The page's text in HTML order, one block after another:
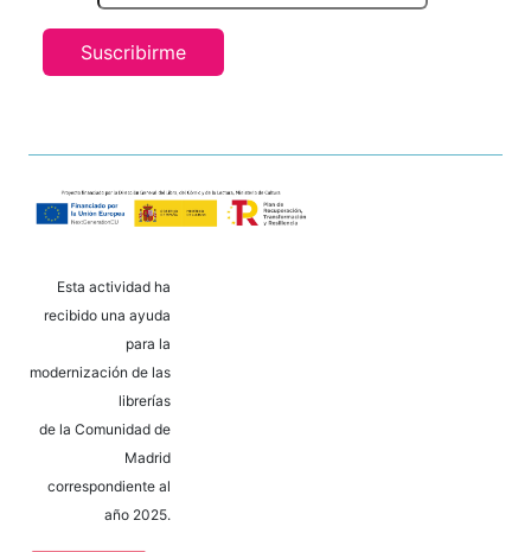
Suscribirme
Esta actividad ha
recibido una ayuda
para la
modernización de las
librerías
de la Comunidad de
Madrid
correspondiente al
año 2025.